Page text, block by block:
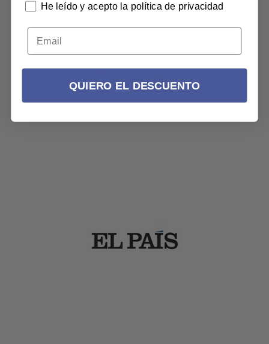
He leído y acepto la política de privacidad
QUIERO EL DESCUENTO